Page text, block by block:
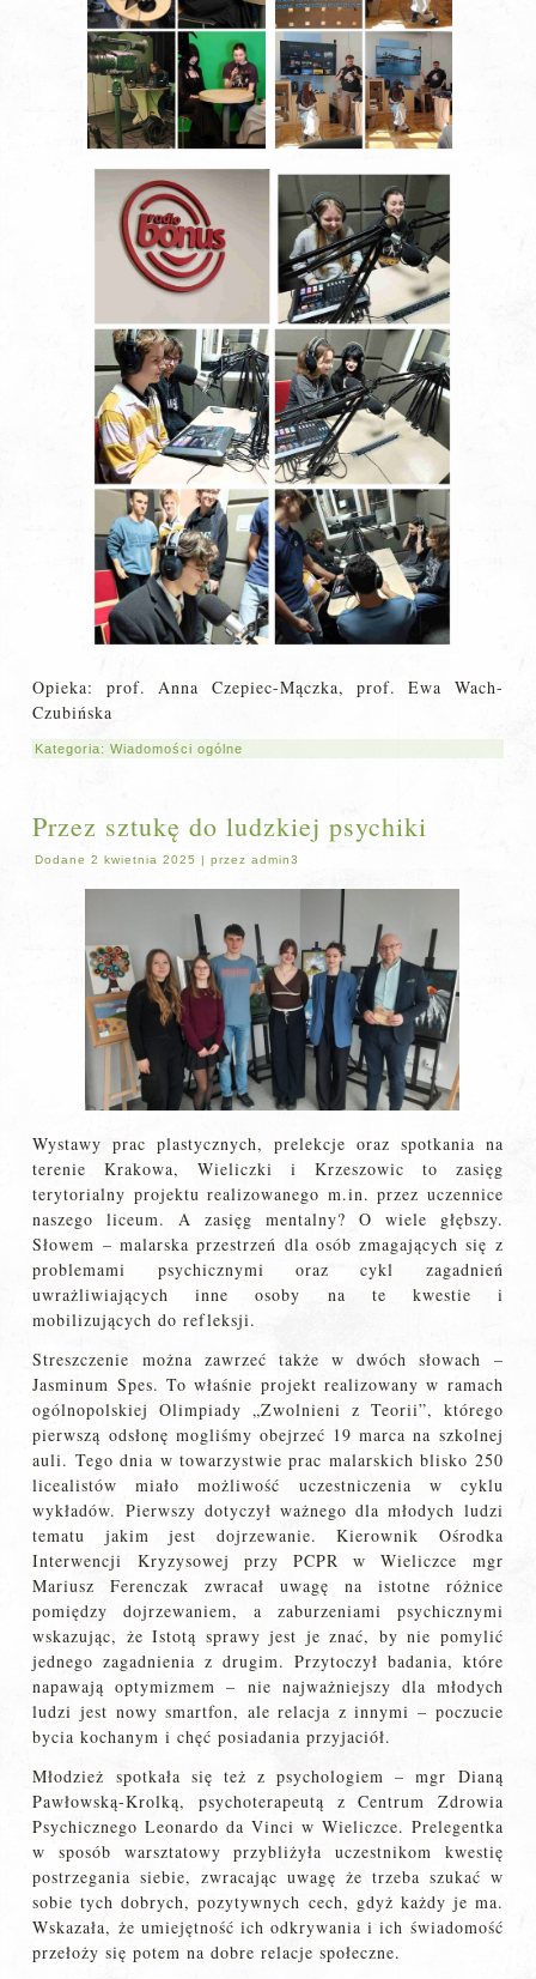
Opieka: prof. Anna Czepiec-Mączka, prof. Ewa Wach-
Czubińska
Kategoria:Wiadomości ogólne
Przez sztukę do ludzkiej psychiki
Dodane 2 kwietnia 2025 |przez admin3
Wystawy prac plastycznych, prelekcje oraz spotkania na
terenie Krakowa, Wieliczki i Krzeszowic to zasięg
terytorialny projektu realizowanego m.in. przez uczennice
naszego liceum. A zasięg mentalny? O wiele głębszy.
Słowem – malarska przestrzeń dla osób zmagających się z
problemami psychicznymi oraz cykl zagadnień
uwrażliwiających inne osoby na te kwestie i
mobilizujących do refleksji.
Streszczenie można zawrzeć także w dwóch słowach –
Jasminum Spes. To właśnie projekt realizowany w ramach
ogólnopolskiej Olimpiady „Zwolnieni z Teorii”, którego
pierwszą odsłonę mogliśmy obejrzeć 19 marca na szkolnej
auli. Tego dnia w towarzystwie prac malarskich blisko 250
licealistów miało możliwość uczestniczenia w cyklu
wykładów. Pierwszy dotyczył ważnego dla młodych ludzi
tematu jakim jest dojrzewanie. Kierownik Ośrodka
Interwencji Kryzysowej przy PCPR w Wieliczce mgr
Mariusz Ferenczak zwracał uwagę na istotne różnice
pomiędzy dojrzewaniem, a zaburzeniami psychicznymi
wskazując, że Istotą sprawy jest je znać, by nie pomylić
jednego zagadnienia z drugim. Przytoczył badania, które
napawają optymizmem – nie najważniejszy dla młodych
ludzi jest nowy smartfon, ale relacja z innymi – poczucie
bycia kochanym i chęć posiadania przyjaciół.
Młodzież spotkała się też z psychologiem – mgr Dianą
Pawłowską-Krolką, psychoterapeutą z Centrum Zdrowia
Psychicznego Leonardo da Vinci w Wieliczce. Prelegentka
w sposób warsztatowy przybliżyła uczestnikom kwestię
postrzegania siebie, zwracając uwagę że trzeba szukać w
sobie tych dobrych, pozytywnych cech, gdyż każdy je ma.
Wskazała, że umiejętność ich odkrywania i ich świadomość
przełoży się potem na dobre relacje społeczne.